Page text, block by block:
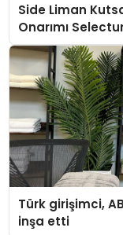
Side Liman
Onarımı
Katkılarıyla
Türk girişimci,
inşa etti